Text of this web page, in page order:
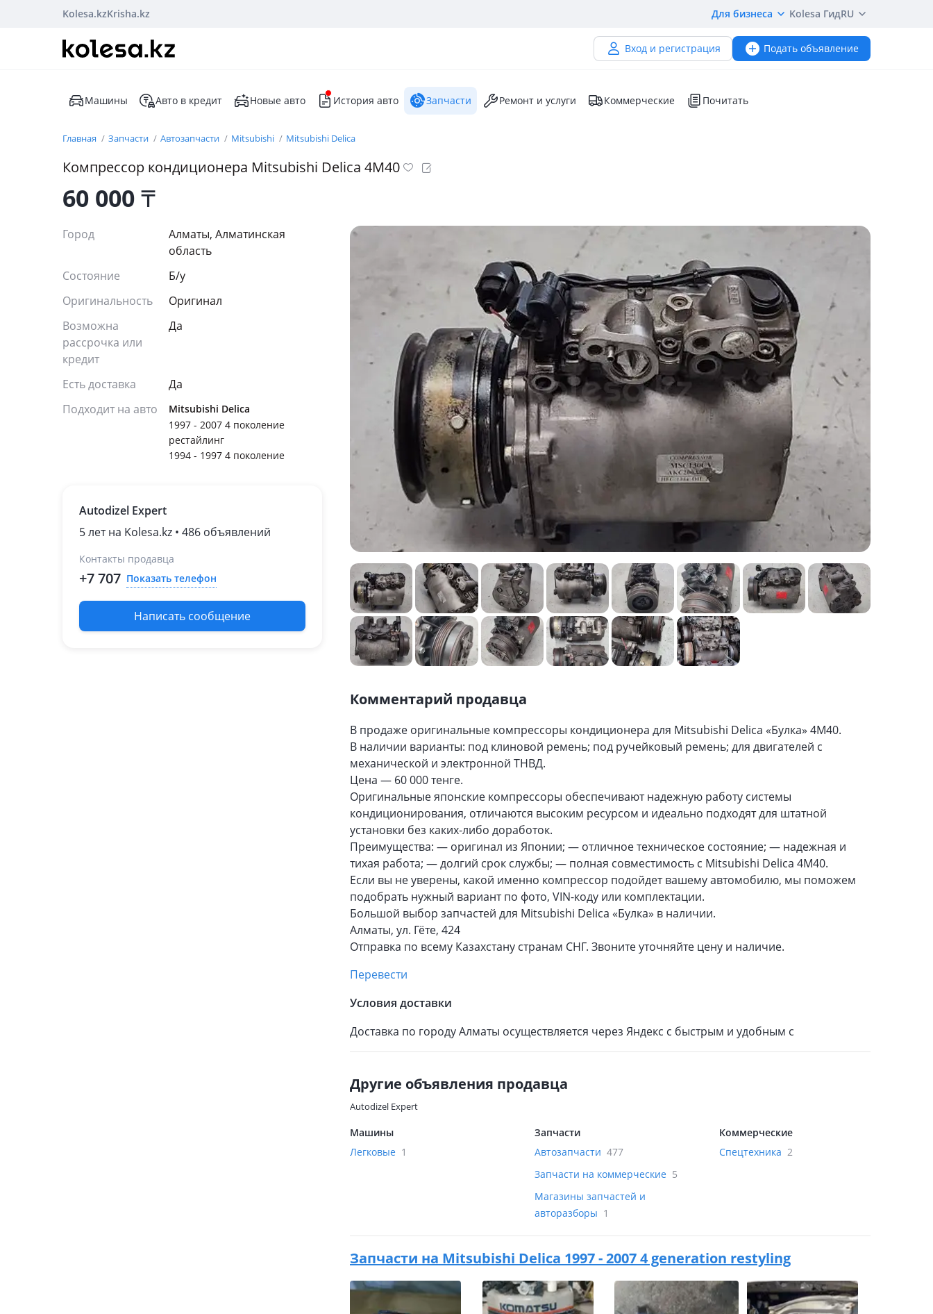
Kolesa.kzKrisha.kz Для бизнеса Kolesa ГидRU
Вход и регистрация Подать объявление
Машины Авто в кредит Новые авто История авто Запчасти Ремонт и услуги Коммерческие Почитать
Главная Запчасти Автозапчасти Mitsubishi Mitsubishi Delica
Компрессор кондиционера Mitsubishi Delica 4M40
60 000₸
Город
Алматы, Алматинская
область
Состояние
Б/y
Оригинальность
Оригинал
Возможна
рассрочка или
кредит
Да
Есть доставка
Да
Подходит на авто
Mitsubishi Delica
1997 - 2007 4 поколение
рестайлинг
1994 - 1997 4 поколение
Autodizel Expert
5 лет на Kolesa.kz • 486 объявлений
Контакты продавца
+7 707 Показать телефон
Написать сообщение
Комментарий продавца
В продаже оригинальные компрессоры кондиционера для Mitsubishi Delica «Булка» 4M40.
В наличии варианты: под клиновой ремень; под ручейковый ремень; для двигателей с
механической и электронной ТНВД.
Цена — 60 000 тенге.
Оригинальные японские компрессоры обеспечивают надежную работу системы
кондиционирования, отличаются высоким ресурсом и идеально подходят для штатной
установки без каких-либо доработок.
Преимущества: — оригинал из Японии; — отличное техническое состояние; — надежная и
тихая работа; — долгий срок службы; — полная совместимость с Mitsubishi Delica 4M40.
Если вы не уверены, какой именно компрессор подойдет вашему автомобилю, мы поможем
подобрать нужный вариант по фото, VIN-коду или комплектации.
Большой выбор запчастей для Mitsubishi Delica «Булка» в наличии.
Алматы, ул. Гёте, 424
Отправка по всему Казахстану странам СНГ. Звоните уточняйте цену и наличие.
Перевести
Условия доставки
Доставка по городу Алматы осуществляется через Яндекс с быстрым и удобным с
Другие объявления продавца
Autodizel Expert
Машины
Легковые 1
Запчасти
Автозапчасти 477
Запчасти на коммерческие 5
Магазины запчастей и
авторазборы 1
Коммерческие
Спецтехника 2
Запчасти на Mitsubishi Delica 1997 - 2007 4 generation restyling